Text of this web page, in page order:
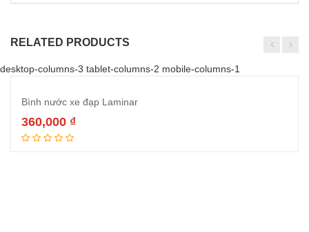
RELATED PRODUCTS
desktop-columns-3 tablet-columns-2 mobile-columns-1
Bình nước xe đạp Laminar
360,000 ₫